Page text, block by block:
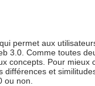
permet aux
3.0. Comme toutes
concepts. Pour
et
ou non.